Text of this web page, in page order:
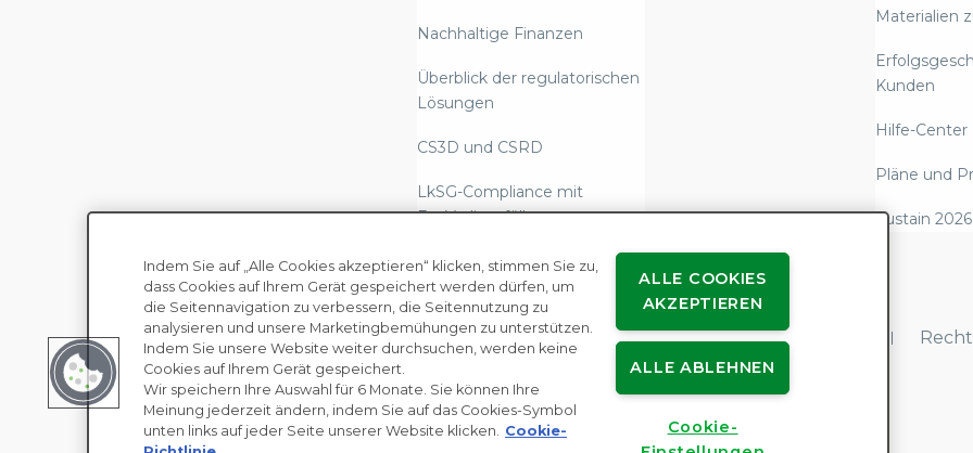
Nachhaltige Finanzen
Überblick der regulatorischen
Lösungen
CS3D und CSRD
LkSG-Compliance mit
EcoVadis erfüllen
Berichterstattung über
Scope-3-Emissionen und
regulatorische Compliance
Gesetze gegen moderne
Sklaverei
Menschenrechts-Due
Materialien
Kunden
Hilfe-Center
Pläne und
Sustain 2026
Urheberrecht © EcoVadis Benutzervereinbarungen Datenschutz
Indem Sie auf „Alle Cookies akzeptieren“ klicken, stimmen Sie zu,
dass Cookies auf Ihrem Gerät gespeichert werden dürfen, um
die Seitennavigation zu verbessern, die Seitennutzung zu
analysieren und unsere Marketingbemühungen zu unterstützen.
Indem Sie unsere Website weiter durchsuchen, werden keine
Cookies auf Ihrem Gerät gespeichert.
Wir speichern Ihre Auswahl für 6 Monate. Sie können Ihre
Meinung jederzeit ändern, indem Sie auf das Cookies-Symbol
unten links auf jeder Seite unserer Website klicken. Cookie-
ALLE COOKIES
AKZEPTIEREN
ALLE ABLEHNEN
Cookie-